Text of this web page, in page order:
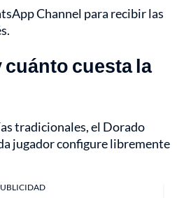
Channel para recibir las
cuesta la
tradicionales, el Dorado
jugador configure libremente